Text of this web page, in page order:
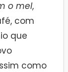
o mel,
com
que
como